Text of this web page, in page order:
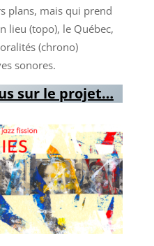
plans, mais qui prend
lieu (topo), le Québec,
(chrono)
sonores.
sur le projet…